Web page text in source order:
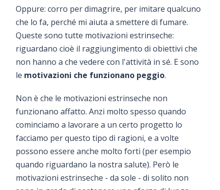
Oppure: corro per dimagrire, per imitare qualcuno
che lo fa, perché mi aiuta a smettere di fumare.
Queste sono tutte motivazioni estrinseche:
riguardano cioè il raggiungimento di obiettivi che
non hanno a che vedere con l'attività in sé. E sono
le motivazioni che funzionano peggio.
Non è che le motivazioni estrinseche non
funzionano affatto. Anzi molto spesso quando
cominciamo a lavorare a un certo progetto lo
facciamo per questo tipo di ragioni, e a volte
possono essere anche molto forti (per esempio
quando riguardano la nostra salute). Però le
motivazioni estrinseche - da sole - di solito non